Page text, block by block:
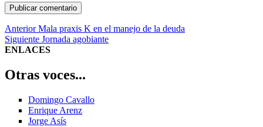
Navegación
de
Anterior Entrada
anterior:
Mala praxis K en el manejo de la deuda
Siguiente Entrada
siguiente:
Jornada agobiante
ENLACES
Otras voces...
Domingo Cavallo
Enrique Arenz
Jorge Asís